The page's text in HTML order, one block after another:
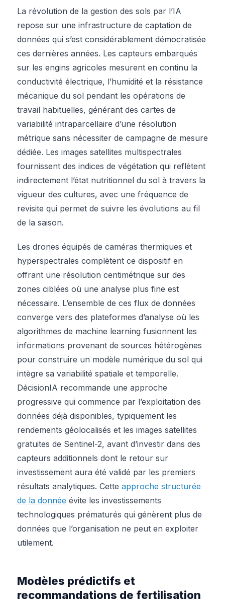
La révolution de la gestion des sols par l’IA
repose sur une infrastructure de captation de
données qui s’est considérablement démocratisée
ces dernières années. Les capteurs embarqués
sur les engins agricoles mesurent en continu la
conductivité électrique, l’humidité et la résistance
mécanique du sol pendant les opérations de
travail habituelles, générant des cartes de
variabilité intraparcellaire d’une résolution
métrique sans nécessiter de campagne de mesure
dédiée. Les images satellites multispectrales
fournissent des indices de végétation qui reflètent
indirectement l’état nutritionnel du sol à travers la
vigueur des cultures, avec une fréquence de
revisite qui permet de suivre les évolutions au fil
de la saison.
Les drones équipés de caméras thermiques et
hyperspectrales complètent ce dispositif en
offrant une résolution centimétrique sur des
zones ciblées où une analyse plus fine est
nécessaire. L’ensemble de ces flux de données
converge vers des plateformes d’analyse où les
algorithmes de machine learning fusionnent les
informations provenant de sources hétérogènes
pour construire un modèle numérique du sol qui
intègre sa variabilité spatiale et temporelle.
DécisionIA recommande une approche
progressive qui commence par l’exploitation des
données déjà disponibles, typiquement les
rendements géolocalisés et les images satellites
gratuites de Sentinel-2, avant d’investir dans des
capteurs additionnels dont le retour sur
investissement aura été validé par les premiers
résultats analytiques. Cette approche structurée
de la donnée évite les investissements
technologiques prématurés qui génèrent plus de
données que l’organisation ne peut en exploiter
utilement.
Modèles prédictifs et
recommandations de fertilisation